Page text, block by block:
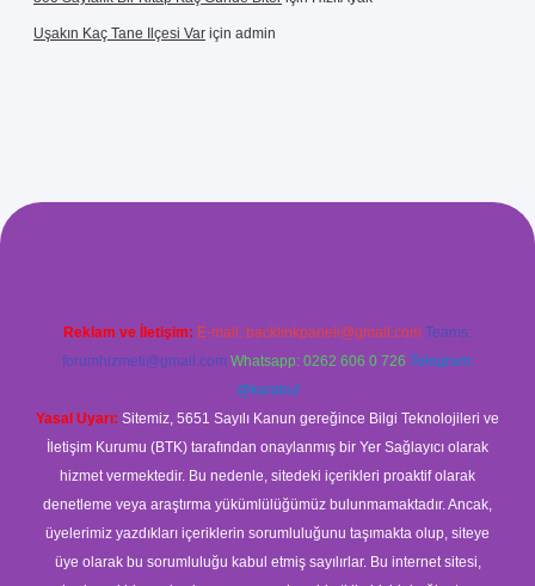
Uşakın Kaç Tane Ilçesi Var için admin
Reklam ve İletişim: E-mail: backlinkpaneli@gmail.com Teams:
forumhizmeti@gmail.com Whatsapp: 0262 606 0 726 Telegram:
@karabul
Yasal Uyarı: Sitemiz, 5651 Sayılı Kanun gereğince Bilgi Teknolojileri ve
İletişim Kurumu (BTK) tarafından onaylanmış bir Yer Sağlayıcı olarak
hizmet vermektedir. Bu nedenle, sitedeki içerikleri proaktif olarak
denetleme veya araştırma yükümlülüğümüz bulunmamaktadır. Ancak,
üyelerimiz yazdıkları içeriklerin sorumluluğunu taşımakta olup, siteye
üye olarak bu sorumluluğu kabul etmiş sayılırlar. Bu internet sitesi,